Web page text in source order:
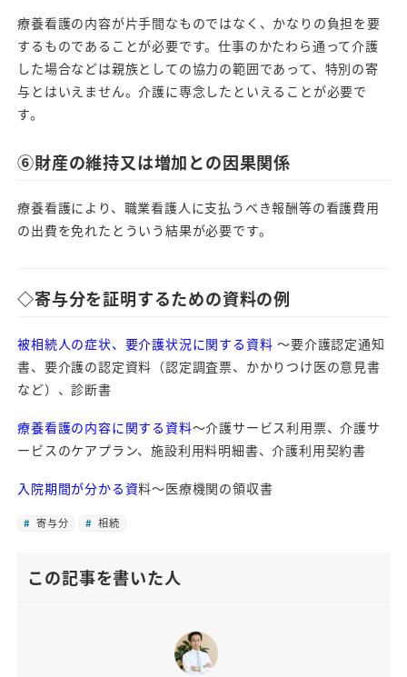
療養看護の内容が片手間なものではなく、かなりの負担を要
するものであることが必要です。仕事のかたわら通って介護
した場合などは親族としての協力の範囲であって、特別の寄
与とはいえません。介護に専念したといえることが必要で
す。
⑥財産の維持又は増加との因果関係
療養看護により、職業看護人に支払うべき報酬等の看護費用
の出費を免れたとういう結果が必要です。
◇寄与分を証明するための資料の例
被相続人の症状、要介護状況に関する資料 ～要介護認定通知
書、要介護の認定資料（認定調査票、かかりつけ医の意見書
など）、診断書
療養看護の内容に関する資料～介護サービス利用票、介護サ
ービスのケアプラン、施設利用料明細書、介護利用契約書
入院期間が分かる資料～医療機関の領収書
寄与分 相続
この記事を書いた人